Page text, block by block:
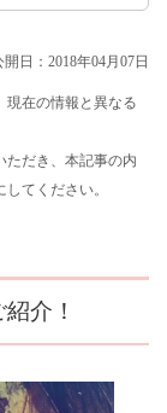
日：2018年04月07日
現在の情報と異なる
ただき、本記事の内
てください。
介！